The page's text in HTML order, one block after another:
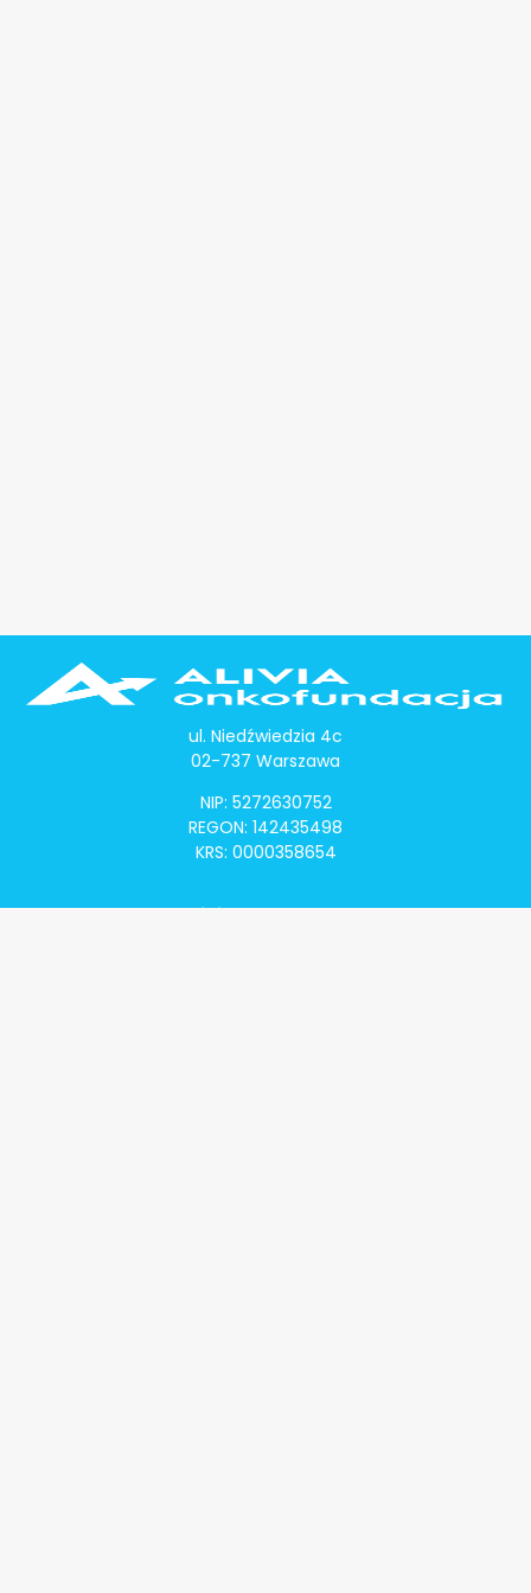
ul. Niedźwiedzia 4c
02-737 Warszawa
NIP: 5272630752
REGON: 142435498
KRS: 0000358654
Alivia Onkomapa